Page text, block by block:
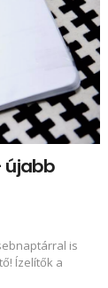
újabb
is
Ízelítők a